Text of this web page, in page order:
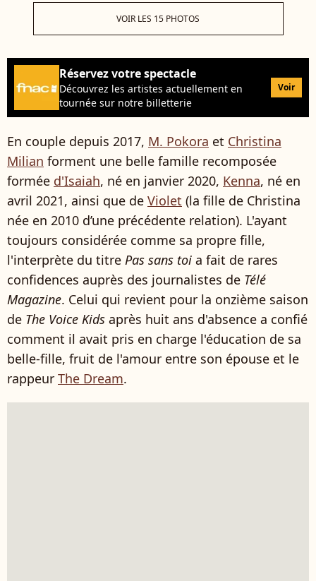
VOIR LES 15 PHOTOS
Réservez votre spectacle
Découvrez les artistes actuellement en
tournée sur notre billetterie
Voir
En couple depuis 2017, M. Pokora et Christina
Milian forment une belle famille recomposée
formée d'Isaiah, né en janvier 2020, Kenna, né en
avril 2021, ainsi que de Violet (la fille de Christina
née en 2010 d’une précédente relation). L'ayant
toujours considérée comme sa propre fille,
l'interprète du titre Pas sans toi a fait de rares
confidences auprès des journalistes de Télé
Magazine. Celui qui revient pour la onzième saison
de The Voice Kids après huit ans d'absence a confié
comment il avait pris en charge l'éducation de sa
belle-fille, fruit de l'amour entre son épouse et le
rappeur The Dream.